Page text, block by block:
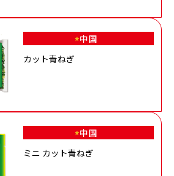
中国
カット青ねぎ
中国
ミニ カット青ねぎ